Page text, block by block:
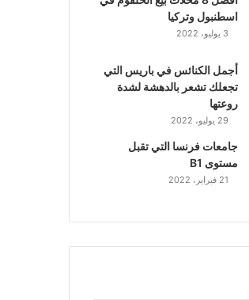
اسطنبول وتركيا
3 يوليو، 2022
أجمل الكنائس في باريس التي
تجعلك تشعر بالدهشة لشدة
روعتها
29 يوليو، 2022
جامعات فرنسا التي تقبل
مستوى B1
21 فبراير، 2022